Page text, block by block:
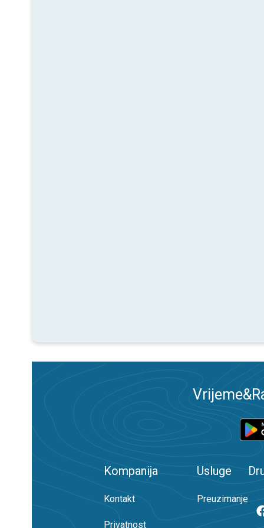
Kompanija
Kontakt
Privatnost
Usluge
Preuzimanje